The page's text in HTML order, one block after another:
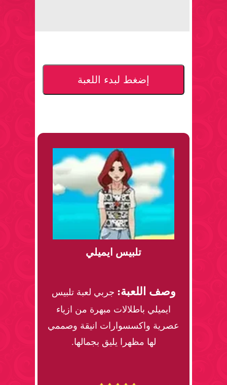
إضغط لبدء اللعبة
تلبيس ايميلي
وصف اللعبة: جربي لعبة تلبيس
ايميلي باطلالات مبهرة من ازياء
عصرية واكسسوارات انيقة وصممي
لها مظهرا يليق بجمالها.